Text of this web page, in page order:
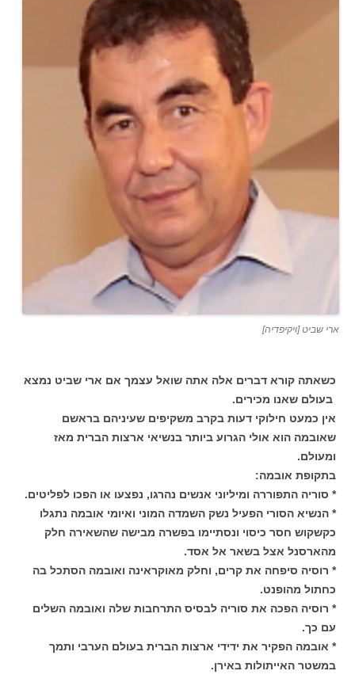
ארי שביט [ויקיפדיה]
כשאתה קורא דברים אלה אתה שואל עצמך אם ארי שביט נמצא
בעולם שאנו מכירים.
אין כמעט חילוקי דעות בקרב משקיפים שעיניהם בראשם
שאובמה הוא אולי הגרוע ביותר בנשיאי ארצות הברית מאז
ומעולם.
בתקופת אובמה:
* סוריה התפוררה ומיליוני אנשים נהרגו, נפצעו או הפכו לפליטים.
* הנשיא הסורי הפעיל נשק השמדה המוני ואיומי אובמה נתגלו
כקשקוש חסר כיסוי ונסתיימו בפשרה מבישה שהשאירה חלק
מהארסנל אצל בשאר אל אסד.
* רוסיה סיפחה את קרים, וחלק מאוקראינה ואובמה הסתכל בה
כחתול מהופנט.
* רוסיה הפכה את סוריה לבסיס התרחבות שלה ואובמה השלים
עם כך.
* אובמה הפקיר את ידידי ארצות הברית בעולם הערבי ותמך
במשטר האייתולות באירן.